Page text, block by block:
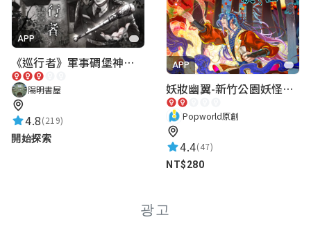
APP
《巡行者》軍事碉堡神秘探索｜陽明書屋實境遊戲
陽明書屋
4.8(219)
開始探索
APP
妖妝幽翼-新竹公園妖怪懸疑事件
Popworld原創
4.4(47)
NT$280
광고